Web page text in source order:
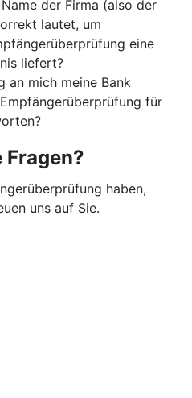
der Firma (also der
lautet, um
eine
liefert?
an mich meine Bank
für
Fragen?
haben,
uns auf Sie.